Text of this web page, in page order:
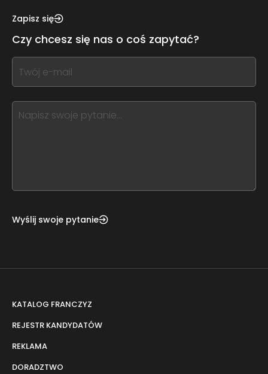
this,
this
form
field
blank
Zapisz się
Czy chcesz się nas o coś zapytać?
If
you
this,
leave
Wyślij swoje pytanie
KATALOG FRANCZYZ
REJESTR KANDYDATÓW
REKLAMA
DORADZTWO